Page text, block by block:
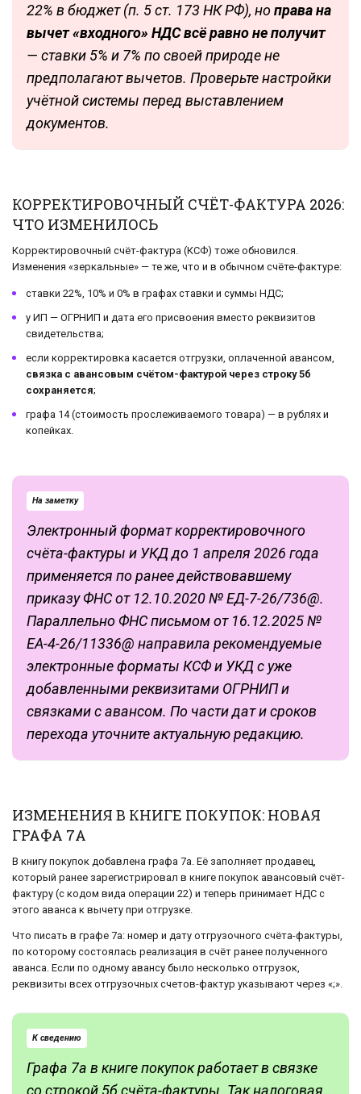
22% в бюджет (п. 5 ст. 173 НК РФ), ноправа на
вычет «входного» НДС всё равно не получит
— ставки 5% и 7% по своей природе не
предполагают вычетов. Проверьте настройки
учётной системы перед выставлением
документов.
КОРРЕКТИРОВОЧНЫЙ СЧЁТ-ФАКТУРА 2026:
ЧТО ИЗМЕНИЛОСЬ
Корректировочный счёт-фактура (КСФ) тоже обновился.
Изменения «зеркальные» — те же, что и в обычном счёте-фактуре:
ставки 22%, 10% и 0% в графах ставки и суммы НДС;
у ИП — ОГРНИП и дата его присвоения вместо реквизитов
свидетельства;
если корректировка касается отгрузки, оплаченной авансом,
связка с авансовым счётом-фактурой через строку 5б
сохраняется;
графа 14 (стоимость прослеживаемого товара) — в рублях и
копейках.
На заметку
Электронный формат корректировочного
счёта-фактуры и УКД до 1 апреля 2026 года
применяется по ранее действовавшему
приказу ФНС от 12.10.2020 № ЕД-7-26/736@.
Параллельно ФНС письмом от 16.12.2025 №
ЕА-4-26/11336@ направила рекомендуемые
электронные форматы КСФ и УКД с уже
добавленными реквизитами ОГРНИП и
связками с авансом. По части дат и сроков
перехода уточните актуальную редакцию.
ИЗМЕНЕНИЯ В КНИГЕ ПОКУПОК: НОВАЯ
ГРАФА 7А
В книгу покупок добавлена графа 7а. Её заполняет продавец,
который ранее зарегистрировал в книге покупок авансовый счёт-
фактуру (с кодом вида операции 22) и теперь принимает НДС с
этого аванса к вычету при отгрузке.
Что писать в графе 7а: номер и дату отгрузочного счёта-фактуры,
по которому состоялась реализация в счёт ранее полученного
аванса. Если по одному авансу было несколько отгрузок,
реквизиты всех отгрузочных счетов-фактур указывают через «;».
К сведению
Графа 7а в книге покупок работает в связке
со строкой 5б счёта-фактуры. Так налоговая